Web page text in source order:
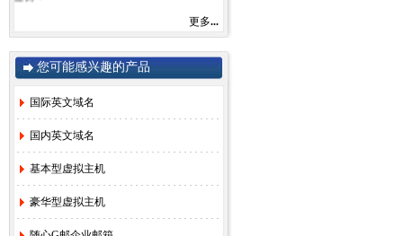
感谢您一直以来对赛友在线的关注和支持！
由于注册局成本上涨，我司将于2022年9月1
日开始对.com后缀域名注册和续费价格进行
调整。
.com注册首年以及续费上涨幅度5元/每年，
如果您需要使用，管理以上业务，敬请您提
早办理，谢谢!
2022年08月26日
更多...
您可能感兴趣的产品
国际英文域名
国内英文域名
基本型虚拟主机
豪华型虚拟主机